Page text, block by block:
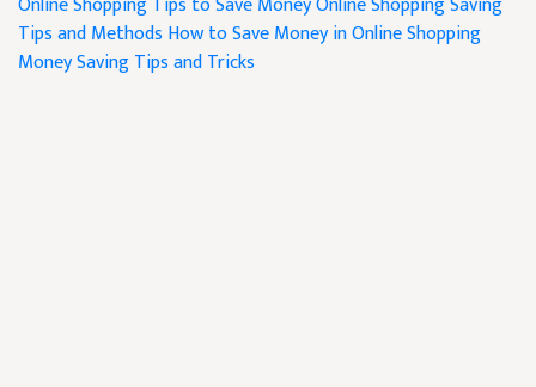
Tips and Methods How to Save Money in Online Shopping
Money Saving Tips and Tricks